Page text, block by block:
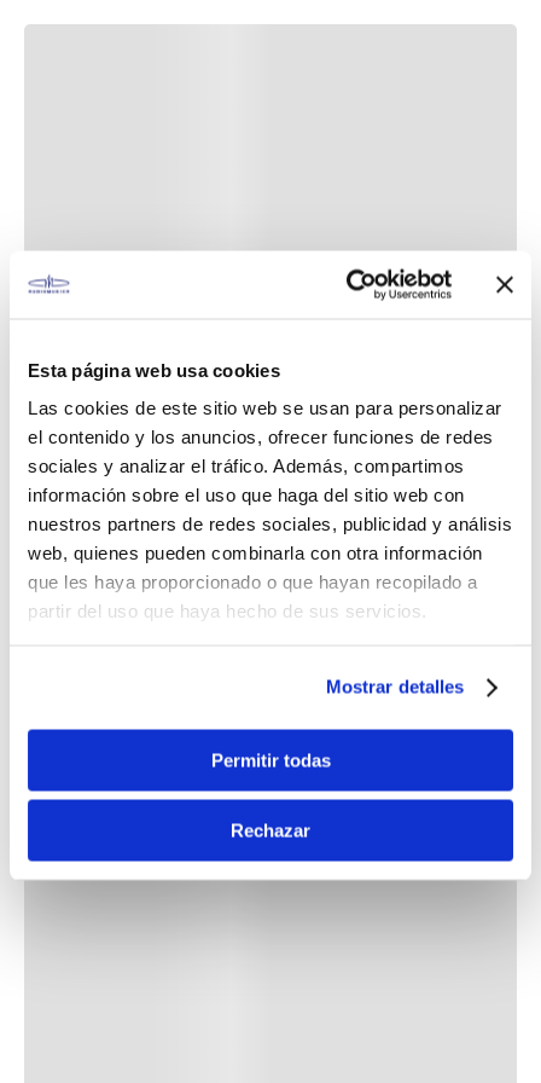
Esta página web usa cookies
Las cookies de este sitio web se usan para personalizar
el contenido y los anuncios, ofrecer funciones de redes
sociales y analizar el tráfico. Además, compartimos
información sobre el uso que haga del sitio web con
nuestros partners de redes sociales, publicidad y análisis
web, quienes pueden combinarla con otra información
que les haya proporcionado o que hayan recopilado a
partir del uso que haya hecho de sus servicios.
Mostrar detalles
Permitir todas
Rechazar